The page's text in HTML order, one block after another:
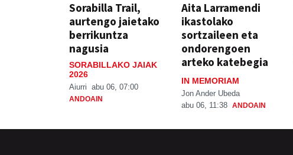
Sorabilla Trail,
aurtengo jaietako
berrikuntza
nagusia
SORABILLAKO JAIAK
2026
Aiurri abu 06, 07:00
ANDOAIN
Aita Larramendi
ikastolako
sortzaileen eta
ondorengoen
arteko katebegia
IN MEMORIAM
Jon Ander Ubeda
abu 06, 11:38 ANDOAIN